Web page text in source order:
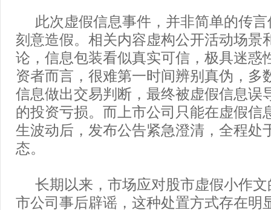
此次虚假信息事件，并非简单的传
刻意造假。相关内容虚构公开活动场景
论，信息包装看似真实可信，极具迷惑
资者而言，很难第一时间辨别真伪，多
信息做出交易判断，最终被虚假信息误
的投资亏损。而上市公司只能在虚假信
生波动后，发布公告紧急澄清，全程处
态。
长期以来，市场应对股市虚假小作
市公司事后辟谣，这种处置方式存在明